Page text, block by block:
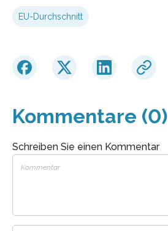
EU-Durchschnitt
Kommentare (0)
Schreiben Sie einen Kommentar